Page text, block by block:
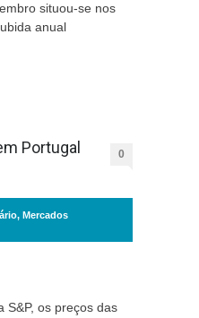
situou-se nos
anual
Portugal
0
, Mercados
S&P, os preços das